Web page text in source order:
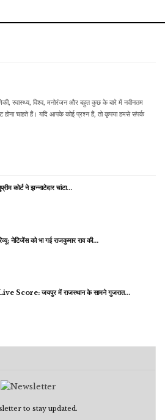
स्वास्थ्य, विश्व, मनोरंजन और बहुत कुछ के बारे में नवीनतम
चाहते हैं। यदि आपके कोई प्रश्न हैं, तो कृपया हमसे संपर्क
कोर्ट ने झन्नाटेदार चांटा…
नेटिजेंस को भा गई राजकुमार राव की…
Score: जयपुर में राजस्थान के सामने गुजरात…
to stay updated.